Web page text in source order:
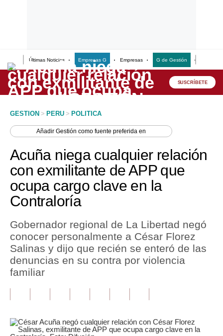
Últimas Noticias Empresas G Empresas G de Gestión
Lo último
Peru Quiosco
Economía
Mercados
Perú
Política
Tu Dinero
Finanzas Personales
Plus G
Opinión
SUSCRÍBETE
GESTION > PERU > POLITICA
AñadirGestión como fuente preferida en
Acuña niega cualquier relación
con exmilitante de APP que
ocupa cargo clave en la
Contraloría
Gobernador regional de La Libertad negó
conocer personalmente a César Florez
Salinas y dijo que recién se enteró de las
denuncias en su contra por violencia
familiar